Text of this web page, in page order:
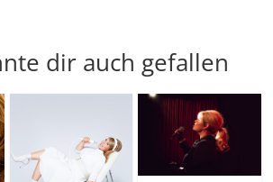
dir auch gefallen